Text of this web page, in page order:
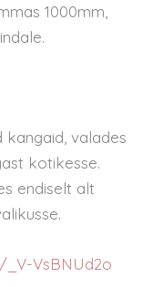
1000mm,
kangaid, valades
kotikesse.
endiselt alt
VsBNUd2o